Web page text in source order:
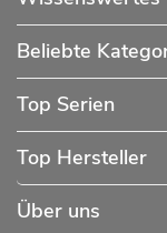
Beliebte
Top Serien
Top Hersteller
Über uns